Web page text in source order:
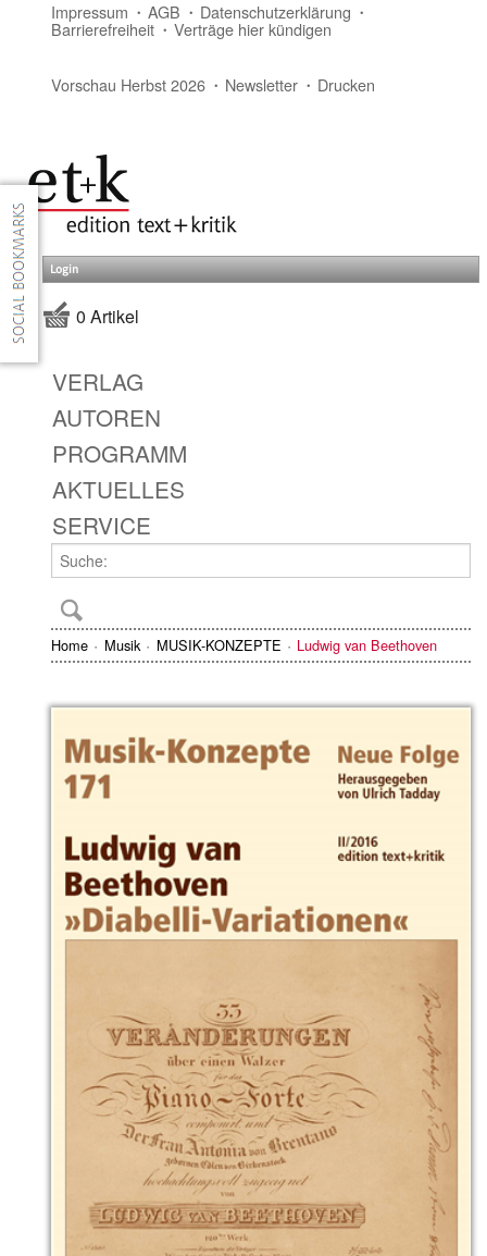
Impressum AGB Datenschutzerklärung
Barrierefreiheit Verträge hier kündigen
Vorschau Herbst 2026 Newsletter Drucken
Login
0 Artikel
VERLAG
AUTOREN
PROGRAMM
AKTUELLES
SERVICE
Home Musik MUSIK-KONZEPTE Ludwig van Beethoven